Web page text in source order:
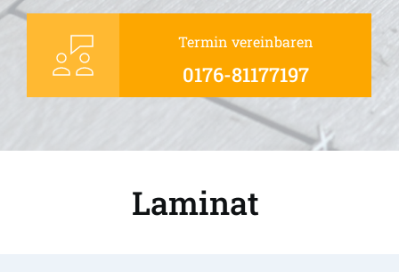
Termin vereinbaren
0176-81177197
Laminat